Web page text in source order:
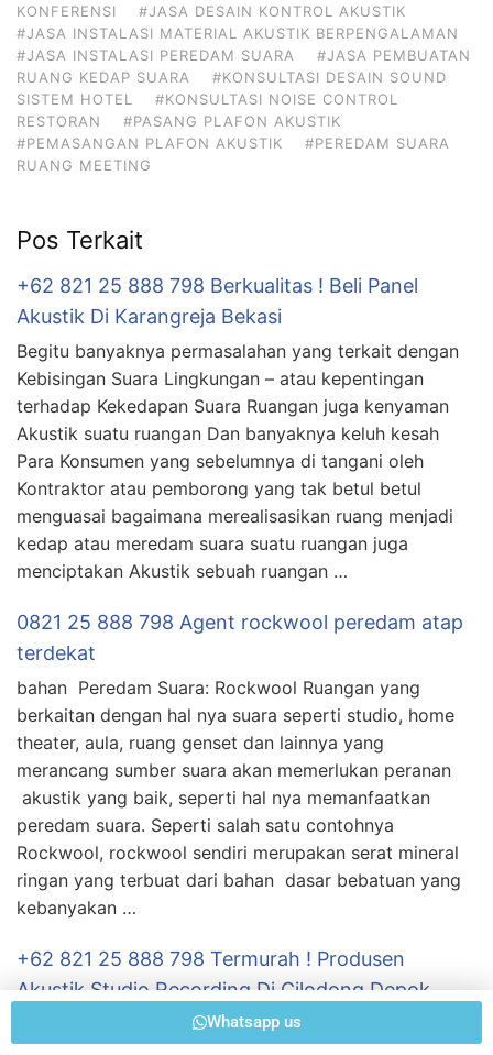
KONFERENSI
#JASA DESAIN KONTROL AKUSTIK
#JASA INSTALASI MATERIAL AKUSTIK BERPENGALAMAN
#JASA INSTALASI PEREDAM SUARA
#JASA PEMBUATAN
RUANG KEDAP SUARA
#KONSULTASI DESAIN SOUND
SISTEM HOTEL
#KONSULTASI NOISE CONTROL
RESTORAN
#PASANG PLAFON AKUSTIK
#PEMASANGAN PLAFON AKUSTIK
#PEREDAM SUARA
RUANG MEETING
Pos Terkait
+62 821 25 888 798 Berkualitas ! Beli Panel
Akustik Di Karangreja Bekasi
Begitu banyaknya permasalahan yang terkait dengan
Kebisingan Suara Lingkungan – atau kepentingan
terhadap Kekedapan Suara Ruangan juga kenyaman
Akustik suatu ruangan Dan banyaknya keluh kesah
Para Konsumen yang sebelumnya di tangani oleh
Kontraktor atau pemborong yang tak betul betul
menguasai bagaimana merealisasikan ruang menjadi
kedap atau meredam suara suatu ruangan juga
menciptakan Akustik sebuah ruangan …
0821 25 888 798 Agent rockwool peredam atap
terdekat
bahan Peredam Suara: Rockwool Ruangan yang
berkaitan dengan hal nya suara seperti studio, home
theater, aula, ruang genset dan lainnya yang
merancang sumber suara akan memerlukan peranan
akustik yang baik, seperti hal nya memanfaatkan
peredam suara. Seperti salah satu contohnya
Rockwool, rockwool sendiri merupakan serat mineral
ringan yang terbuat dari bahan dasar bebatuan yang
kebanyakan …
+62 821 25 888 798 Termurah ! Produsen
Akustik Studio Recording Di Cilodong Depok
Dengan banyaknya permasalahan yang terkait dengan
Whatsapp us